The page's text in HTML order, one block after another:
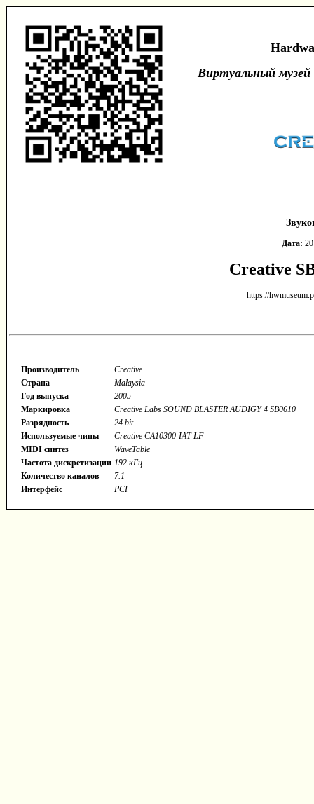
Виртуальный
Дата:
Creative
https://
Производитель
Creative
Страна
Malaysia
Год выпуска
2005
Маркировка
Creative Labs SOUND BLASTER AUDIGY 4 SB0610
Разрядность
24 bit
Используемые чипы
Creative CA10300-IAT LF
MIDI синтез
WaveTable
Частота дискретизации 192 кГц
Количество каналов
7.1
Интерфейс
PCI